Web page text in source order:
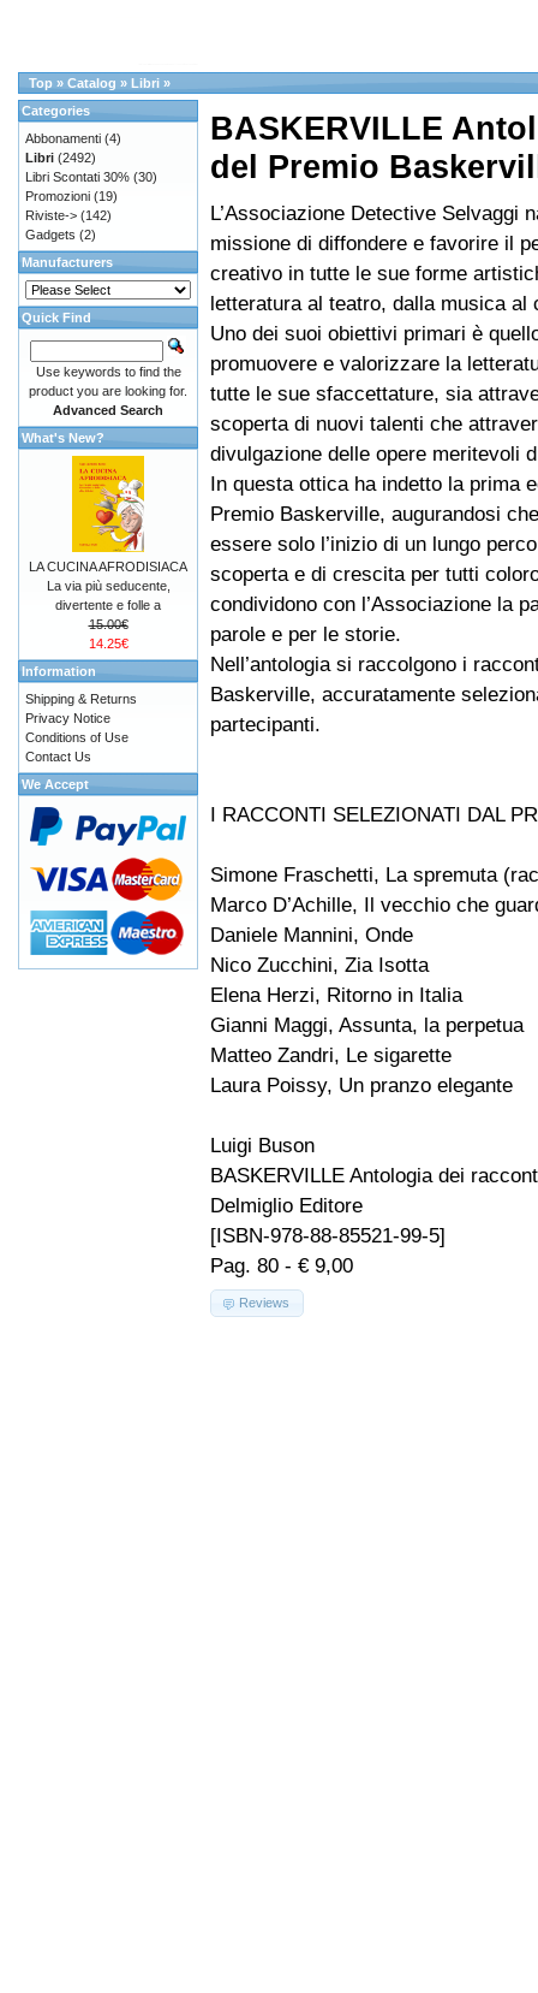
Top » Catalog » Libri »
BASKERVILLE
del Premio
L’Associazione Detective Selvaggi
missione di diffondere e favorire il
creativo in tutte le sue forme
letteratura al teatro, dalla musica al
Uno dei suoi obiettivi primari è
promuovere e valorizzare la
tutte le sue sfaccettature, sia
scoperta di nuovi talenti che
divulgazione delle opere meritevoli
In questa ottica ha indetto la prima
Premio Baskerville, augurandosi
essere solo l’inizio di un lungo
scoperta e di crescita per tutti
condividono con l’Associazione la
parole e per le storie.
Nell’antologia si raccolgono i
Baskerville, accuratamente
partecipanti.
I RACCONTI SELEZIONATI DAL
Simone Fraschetti, La spremuta
Marco D’Achille, Il vecchio che
Daniele Mannini, Onde
Nico Zucchini, Zia Isotta
Elena Herzi, Ritorno in Italia
Gianni Maggi, Assunta, la perpetua
Matteo Zandri, Le sigarette
Laura Poissy, Un pranzo elegante
Luigi Buson
BASKERVILLE Antologia dei
Delmiglio Editore
[ISBN-978-88-85521-99-5]
Pag. 80 - € 9,00
Reviews
Categories
Abbonamenti (4)
Libri (2492)
Libri Scontati 30% (30)
Promozioni (19)
Riviste-> (142)
Gadgets (2)
Manufacturers
Quick Find
Use keywords to find the
product you are looking for.
Advanced Search
What's New?
LA CUCINA AFRODISIACA
La via più seducente,
divertente e folle a
15.00€
14.25€
Information
Shipping & Returns
Privacy Notice
Conditions of Use
Contact Us
We Accept